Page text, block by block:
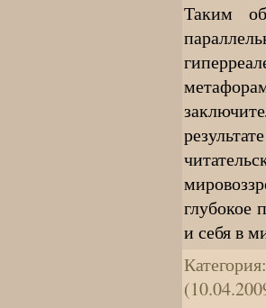
Таким
глубокое
и себя в
Категория: